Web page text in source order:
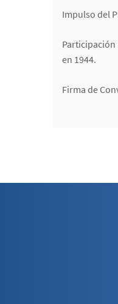
Impulso del
Participación
en 1944.
Firma de